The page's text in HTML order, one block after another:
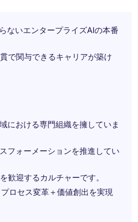
ないエンタープライズAIの本番
で関与できるキャリアが築け
における専門組織を擁していま
フォーメーションを推進してい
歓迎するカルチャーです。
ロセス変革＋価値創出を実現